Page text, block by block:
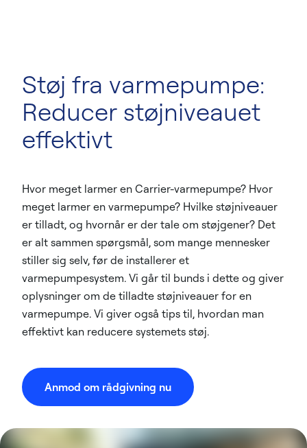
Støj fra varmepumpe:
Reducer støjniveauet
effektivt
Hvor meget larmer en Carrier-varmepumpe? Hvor
meget larmer en varmepumpe? Hvilke støjniveauer
er tilladt, og hvornår er der tale om støjgener? Det
er alt sammen spørgsmål, som mange mennesker
stiller sig selv, før de installerer et
varmepumpesystem. Vi går til bunds i dette og giver
oplysninger om de tilladte støjniveauer for en
varmepumpe. Vi giver også tips til, hvordan man
effektivt kan reducere systemets støj.
Anmod om rådgivning nu